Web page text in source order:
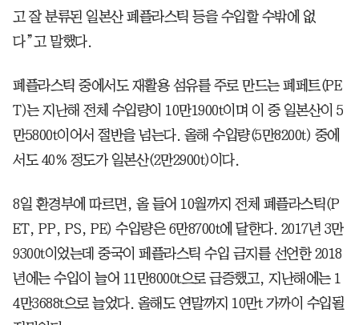
고 잘 분류된 일본산 폐플라스틱 등을 수입할 수밖에 없
다”고 말했다.
폐플라스틱 중에서도 재활용 섬유를 주로 만드는 폐페트(PE
T)는 지난해 전체 수입량이 10만1900t이며 이 중 일본산이 5
만5800t이어서 절반을 넘는다. 올해 수입량(5만8200t) 중에
서도 40% 정도가 일본산(2만2900t)이다.
8일 환경부에 따르면, 올 들어 10월까지 전체 폐플라스틱(P
ET, PP, PS, PE) 수입량은 6만8700t에 달한다. 2017년 3만
9300t이었는데 중국이 페플라스틱 수입 금지를 선언한 2018
년에는 수입이 늘어 11만8000t으로 급증했고, 지난해에는 1
4만3688t으로 늘었다. 올해도 연말까지 10만t 가까이 수입될